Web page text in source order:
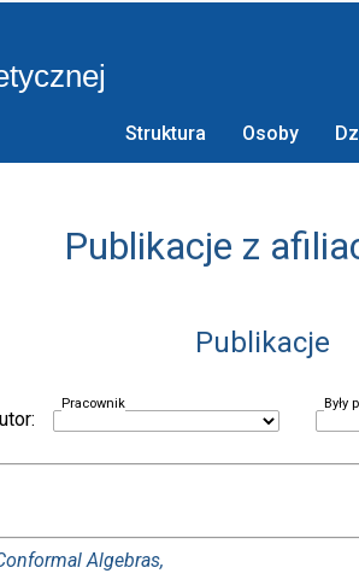
Struktura Osoby
Publikacje z
Publikacje
Pracownik Były
Algebras,